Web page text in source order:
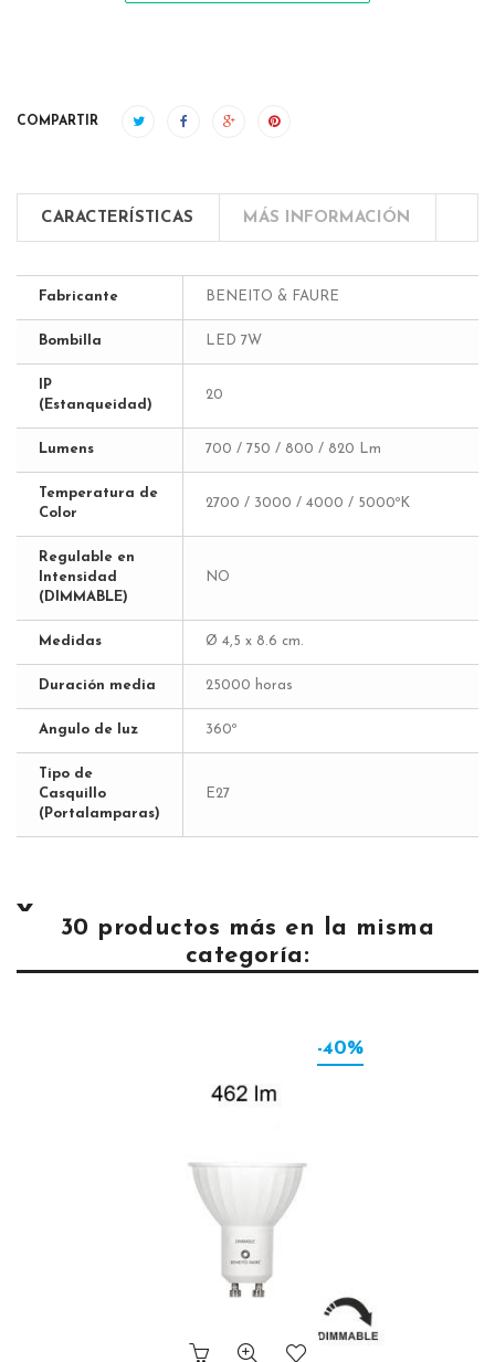
COMPARTIR
CARACTERÍSTICAS MÁS INFORMACIÓN
Fabricante BENEITO & FAURE
Bombilla LED 7W
IP
(Estanqueidad)
20
Lumens 700 / 750 / 800 / 820 Lm
Temperatura de
Color
2700 / 3000 / 4000 / 5000ºK
Regulable en
Intensidad
(DIMMABLE)
NO
Medidas Ø 4,5 x 8.6 cm.
Duración media 25000 horas
Angulo de luz 360º
Tipo de
Casquillo
(Portalamparas)
E27
30 productos más en la misma
categoría:
-40%